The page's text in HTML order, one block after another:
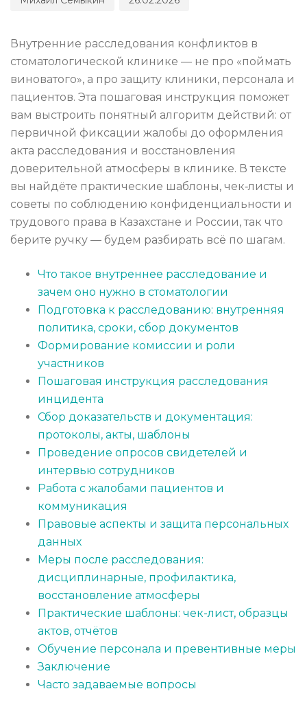
Внутренние расследования конфликтов в
стоматологической клинике — не про «поймать
виноватого», а про защиту клиники, персонала и
пациентов. Эта пошаговая инструкция поможет
вам выстроить понятный алгоритм действий: от
первичной фиксации жалобы до оформления
акта расследования и восстановления
доверительной атмосферы в клинике. В тексте
вы найдёте практические шаблоны, чек‑листы и
советы по соблюдению конфиденциальности и
трудового права в Казахстане и России, так что
берите ручку — будем разбирать всё по шагам.
Что такое внутреннее расследование и
зачем оно нужно в стоматологии
Подготовка к расследованию: внутренняя
политика, сроки, сбор документов
Формирование комиссии и роли
участников
Пошаговая инструкция расследования
инцидента
Сбор доказательств и документация:
протоколы, акты, шаблоны
Проведение опросов свидетелей и
интервью сотрудников
Работа с жалобами пациентов и
коммуникация
Правовые аспекты и защита персональных
данных
Меры после расследования:
дисциплинарные, профилактика,
восстановление атмосферы
Практические шаблоны: чек-лист, образцы
актов, отчётов
Обучение персонала и превентивные меры
Заключение
Часто задаваемые вопросы